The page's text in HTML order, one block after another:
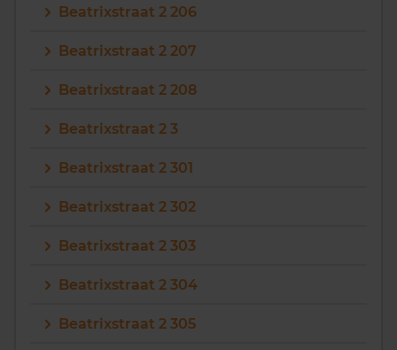
Beatrixstraat 2 206
Beatrixstraat 2 207
Beatrixstraat 2 208
Beatrixstraat 2 3
Beatrixstraat 2 301
Beatrixstraat 2 302
Beatrixstraat 2 303
Beatrixstraat 2 304
Beatrixstraat 2 305